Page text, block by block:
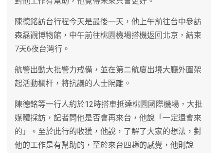
陳德銘訪台行程今天是最後一天，他上午前往台中參訪
森磊觀博物館，中午前往桃園機場搭機返回北京，結束
7天6夜台灣行。
航警出動大批警力戒備，並在第二航廈出境大廳外圍架
起活動欄杆，將抗議的人士隔離。
陳德銘等一行人約於12時搭車抵達桃園國際機場，大批
媒體採訪，記者問他是否會再來台，他說「一定還會來
的」。至於此行的收獲，他說，了解了大家的想法，對
他的工作是有幫助的，至於來台四趟的感覺，他則說